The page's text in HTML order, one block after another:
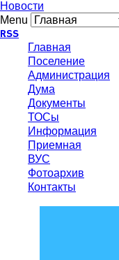
Новости
Menu
RSS
Главная
Поселение
Администрация
Дума
Документы
ТОСы
Информация
Приемная
ВУС
Фотоархив
Контакты